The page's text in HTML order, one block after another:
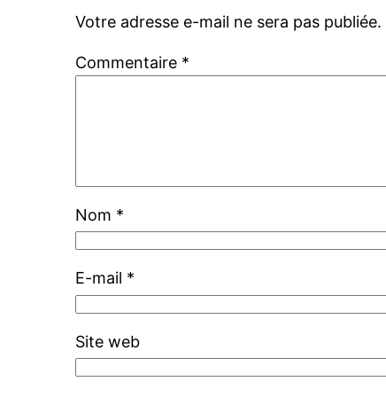
Votre adresse e-mail ne sera pas publiée.
Commentaire *
Nom *
E-mail *
Site web